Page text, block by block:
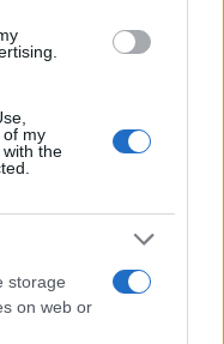
of my
the
storage
on web or
να ξεκινά από